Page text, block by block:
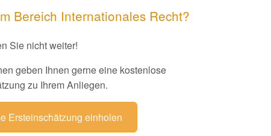
Bereich Internationales Recht?
Sie nicht weiter!
geben Ihnen gerne eine kostenlose
zu Ihrem Anliegen.
Ersteinschätzung einholen